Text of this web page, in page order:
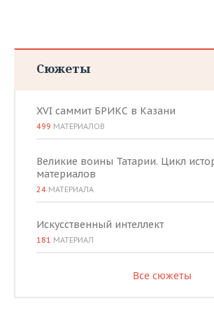
Сюжеты
XVI саммит БРИКС в Казани
499 МАТЕРИАЛОВ
Великие воины Татарии. Цикл
материалов
24 МАТЕРИАЛА
Искусственный интеллект
181 МАТЕРИАЛ
Все сюжеты